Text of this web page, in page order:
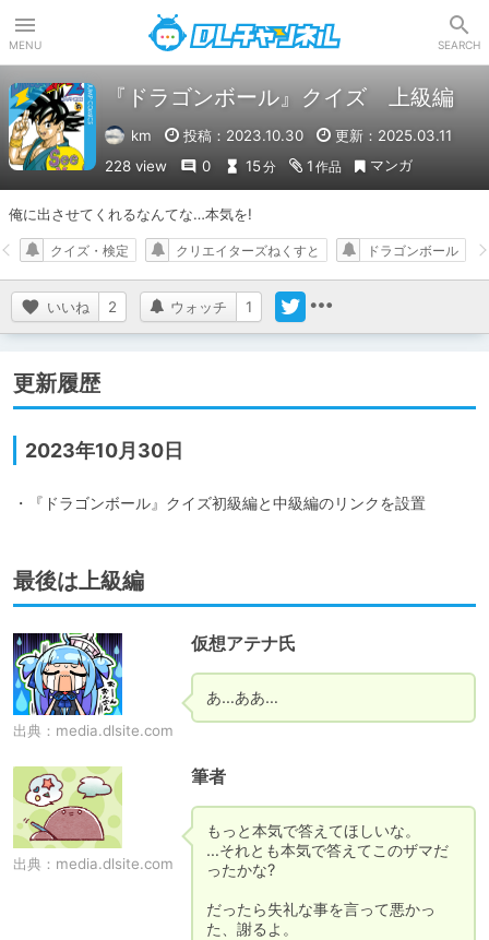
MENU SEARCH
『ドラゴンボール』クイズ 上級編
km 投稿：2023.10.30
更新：2025.03.11
228 view
0 15分 1 作品 マンガ
俺に出させてくれるなんてな…本気を!
いいね 2 ウォッチ 1
クイズ・検定 クリエイターズねくすと ドラゴンボール
更新履歴
2023年10月30日
・『ドラゴンボール』クイズ初級編と中級編のリンクを設置
最後は上級編
出典： media.dlsite.com
仮想アテナ氏
あ…ああ…
出典： media.dlsite.com
筆者
もっと本気で答えてほしいな。
…それとも本気で答えてこのザマだ
ったかな?
だったら失礼な事を言って悪かっ
た、謝るよ。